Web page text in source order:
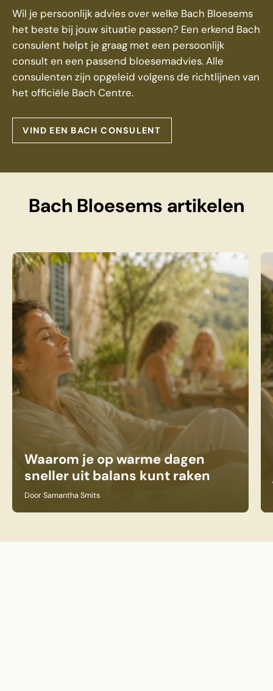
Wil je persoonlijk advies over welke Bach Bloesems
het beste bij jouw situatie passen? Een erkend Bach
consulent helpt je graag met een persoonlijk
consult en een passend bloesemadvies. Alle
consulenten zijn opgeleid volgens de richtlijnen van
het officiële Bach Centre.
VIND EEN BACH CONSULENT
Bach Bloesems artikelen
Waarom je op warme dagen
sneller uit balans kunt raken
Door Samantha Smits